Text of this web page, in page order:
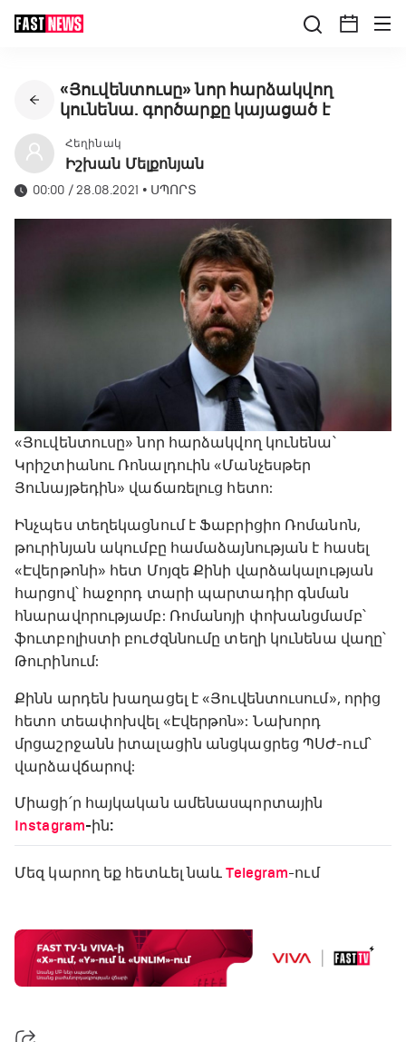
«Յուվենտուսը» նոր հարձակվող
կունենա. գործարքը կայացած է
Հեղինակ
Իշխան Մելքոնյան
00:00 / 28.08.2021 • ՍՊՈՐՏ
«Յուվենտուսը» նոր հարձակվող կունենա՝
Կրիշտիանու Ռոնալդուին «Մանչեսթեր
Յունայթեդին» վաճառելուց հետո:
Ինչպես տեղեկացնում է Ֆաբրիցիո Ռոմանոն,
թուրինյան ակումբը համաձայնության է հասել
«Էվերթոնի» հետ Մոյզե Քինի վարձակալության
հարցով՝ հաջորդ տարի պարտադիր գնման
հնարավորությամբ: Ռոմանոյի փոխանցմամբ՝
ֆուտբոլիստի բուժզննումը տեղի կունենա վաղը՝
Թուրինում:
Քինն արդեն խաղացել է «Յուվենտուսում», որից
հետո տեափոխվել «Էվերթոն»: Նախորդ
մրցաշրջանն իտալացին անցկացրեց ՊՍԺ-ում՝
վարձավճարով:
Միացի՛ր հայկական ամենասպորտային
Instagram-ին:
Մեզ կարող եք հետևել նաև Telegram-ում